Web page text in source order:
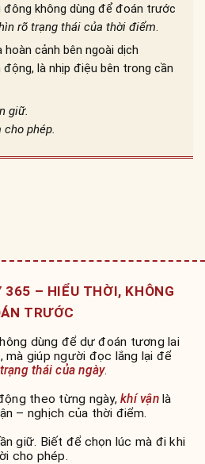
đông không dùng để đoán trước
rõ trạng thái của thời điểm.
hoàn cảnh bên ngoài dịch
động, là nhịp điệu bên trong cần
giữ.
phép.
365 – HIỂU THỜI, KHÔNG
TRƯỚC
dùng để dự đoán tương lai
mà giúp người đọc lắng lại để
trạng thái của ngày.
theo từng ngày, khí vậnlà
– nghịch của thời điểm.
giữ. Biết để chọn lúc mà đi khi
cho phép.